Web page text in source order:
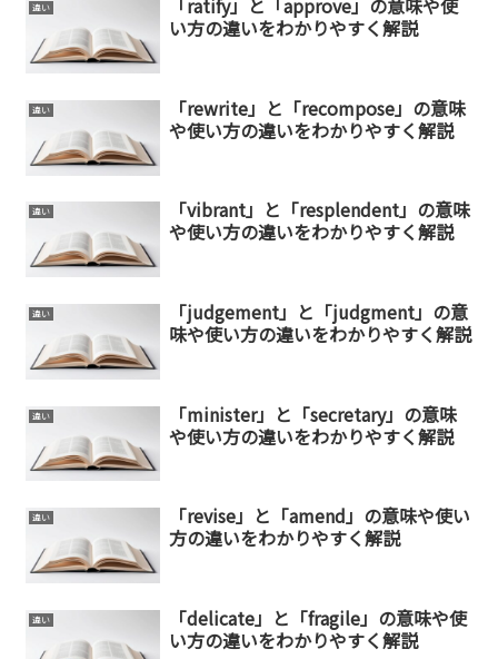
違い
「ratify」と「approve」の意味や使
い方の違いをわかりやすく解説
違い
「rewrite」と「recompose」の意味
や使い方の違いをわかりやすく解説
違い
「vibrant」と「resplendent」の意味
や使い方の違いをわかりやすく解説
違い
「judgement」と「judgment」の意
味や使い方の違いをわかりやすく解説
違い
「minister」と「secretary」の意味
や使い方の違いをわかりやすく解説
違い
「revise」と「amend」の意味や使い
方の違いをわかりやすく解説
違い
「delicate」と「fragile」の意味や使
い方の違いをわかりやすく解説